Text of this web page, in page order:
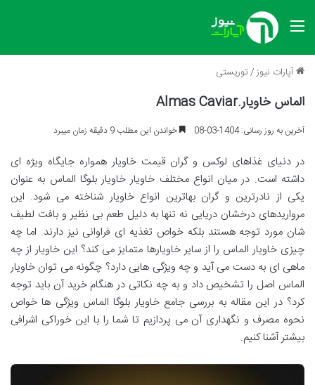
منو
آپارات نیوز/توریستی
الماس خاویار.Almas Caviar
آخرین به روز رسانی: 1404-03-08 خواندن این مطلب 9 دقیقه زمان میبرد
در دنیای غذاهای لوکس و گران قیمت خاویار همواره جایگاه ویژه ای
داشته است. در میان انواع مختلف خاویار خاویار بلوگا الماس به عنوان
یکی از نادرترین و گران بهاترین انواع خاویار شناخته می شود. این
مرواریدهای درخشان دریایی نه تنها به دلیل طعم بی نظیر و بافت لطیف
شان مورد توجه هستند بلکه خواص تغذیه ای فراوانی نیز دارند. اما چه
چیزی خاویار الماس را از سایر خاویارها متمایز می کند؟ این خاویار از چه
ماهی ای به دست می آید و چه ویژگی هایی دارد؟ چگونه می توان خاویار
الماس اصل را تشخیص داد و به چه نکاتی در هنگام خرید آن باید توجه
کرد؟ در این مقاله به بررسی جامع خاویار بلوگا الماس ویژگی ها خواص
نحوه مصرف و نگهداری آن می پردازیم تا شما را با این خوراکی اشرافی
بیشتر آشنا کنیم.